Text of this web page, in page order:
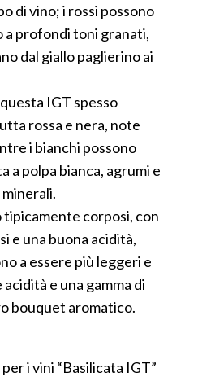
di vino; i rossi possono
a profondi toni granati,
dal giallo paglierino ai
IGT spesso
rossa e nera, note
i bianchi possono
a polpa bianca, agrumi e
tipicamente corposi, con
e una buona acidità,
a essere più leggeri e
e una gamma di
bouquet aromatico.
i vini “Basilicata IGT”